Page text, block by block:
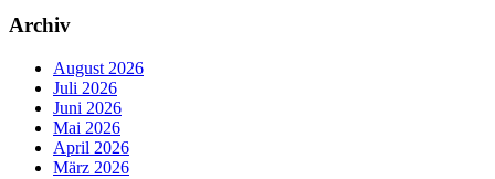
Archiv
August 2026
Juli 2026
Juni 2026
Mai 2026
April 2026
März 2026